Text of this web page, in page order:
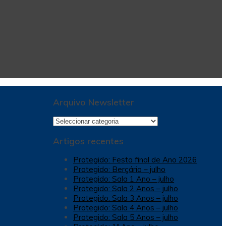
Arquivo Newsletter
Arquivo
Artigos recentes
Protegido: Festa final de Ano 2026
Protegido: Berçário – julho
Protegido: Sala 1 Ano – julho
Protegido: Sala 2 Anos – julho
Protegido: Sala 3 Anos – julho
Protegido: Sala 4 Anos – julho
Protegido: Sala 5 Anos – julho